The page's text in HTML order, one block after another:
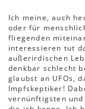
Ich meine, auch
oder für
fliegenden
interessieren tut
außerirdischen
denkbar schlecht
glaubst an UFOs,
Impfskeptiker!
vernünftigsten